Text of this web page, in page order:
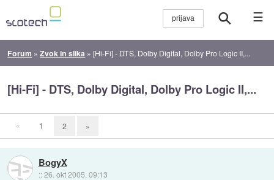
☰
Forum »Zvok in slika »[Hi-Fi] - DTS, Dolby Digital, Dolby Pro Logic II,...
[Hi-Fi] - DTS, Dolby Digital, Dolby Pro Logic II,...
« 1 2 »
BogyX
::26. okt 2005, 09:13